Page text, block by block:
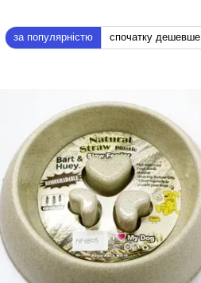
за популярністю спочатку дешевше